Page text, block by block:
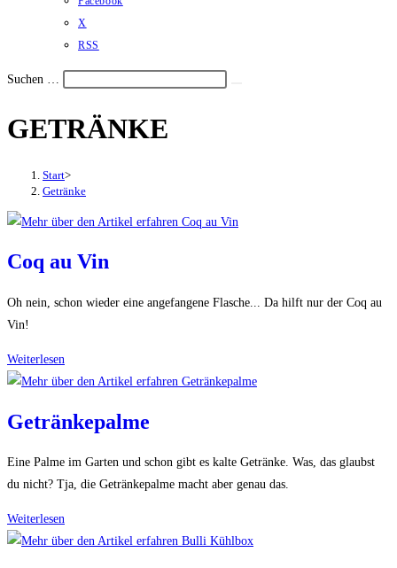
X
RSS
Suchen …
den
das
aus-
einzuklappen
GETRÄNKE
Start>
Getränke
Coq au Vin
Oh nein, schon wieder eine angefangene Flasche... Da hilft nur der Coq au
Vin!
Weiterlesen
au
Getränkepalme
Eine Palme im Garten und schon gibt es kalte Getränke. Was, das glaubst
du nicht? Tja, die Getränkepalme macht aber genau das.
Weiterlesen